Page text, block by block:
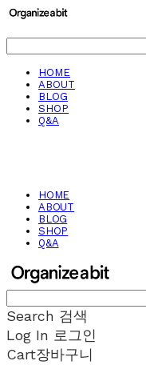
HOME
ABOUT
BLOG
SHOP
Q&A
HOME
ABOUT
BLOG
SHOP
Q&A
Search 검색
Log In 로그인
Cart장바구니